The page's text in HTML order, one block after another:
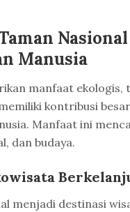
Manusia
manfaat ekologis,
kontribusi
Manfaat ini
dan budaya.
menjadi destinasi